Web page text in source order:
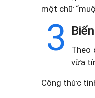
một chữ
3
Theo
vừa
Công thức